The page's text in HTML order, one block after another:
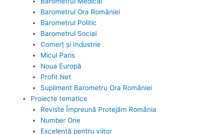
Barometrul Ora României
Barometrul Politic
Barometrul Social
Comerț și Industrie
Micul Paris
Noua Europă
Profit Net
Supliment Barometru Ora României
Proiecte tematice
Reviste Împreună Protejăm România
Number One
Excelență pentru viitor